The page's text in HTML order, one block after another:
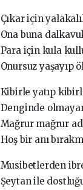
Çıkar için
Ona buna
Para için kula
Onursuz yaşayıp
Kibirle yatıp
Denginde
Mağrur mağrur
Hoş bir anı
Musibetlerden
Şeytan ile